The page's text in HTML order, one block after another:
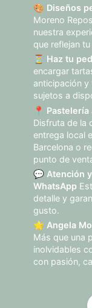
🎨 Diseños
Moreno
nuestra
que reflejan
⏳ Haz tu
encargar
anticipación
sujetos a
📍 Pastelería
Disfruta de la
entrega local
Barcelona o
punto de
💬 Atención
WhatsApp
detalle y
gusto.
🌟 Angela
Más que una
inolvidables
con pasión,